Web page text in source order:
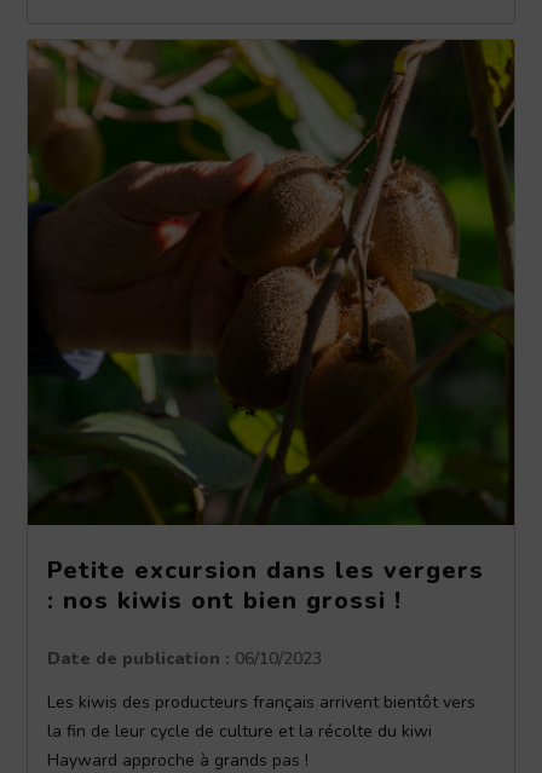
Petite excursion dans les vergers
: nos kiwis ont bien grossi !
Date de publication : 06/10/2023
Les kiwis des producteurs français arrivent bientôt vers
la fin de leur cycle de culture et la récolte du kiwi
Hayward approche à grands pas !